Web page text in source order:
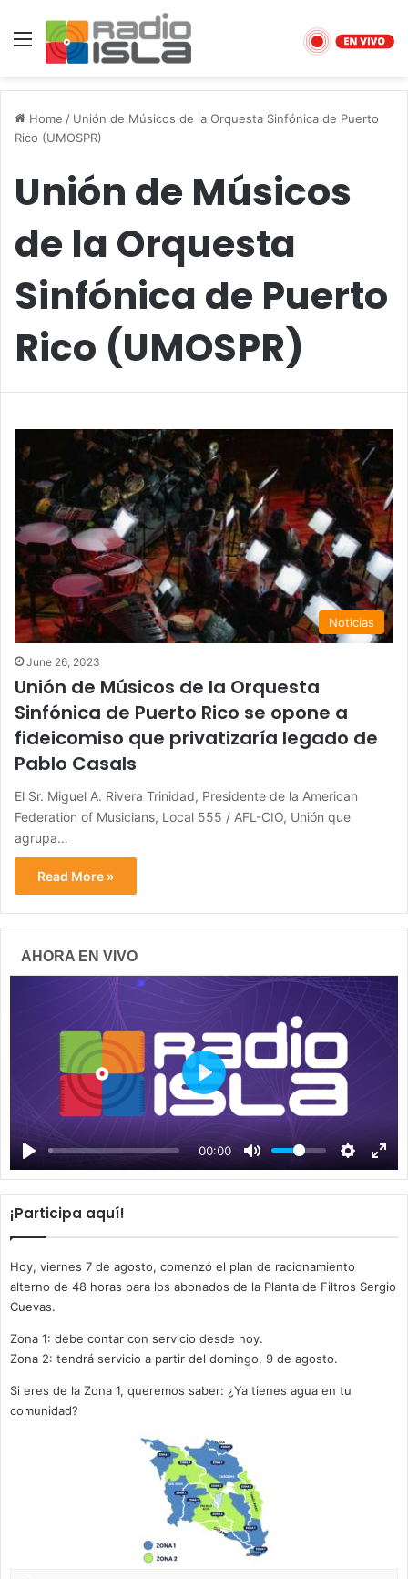
Menu
Home / Unión de Músicos de la Orquesta Sinfónica de Puerto
Rico (UMOSPR)
Unión de Músicos
de la Orquesta
Sinfónica de Puerto
Rico (UMOSPR)
Noticias
June 26, 2023
Unión de Músicos de la Orquesta
Sinfónica de Puerto Rico se opone a
fideicomiso que privatizaría legado de
Pablo Casals
El Sr. Miguel A. Rivera Trinidad, Presidente de la American
Federation of Musicians, Local 555 / AFL-CIO, Unión que
agrupa…
Read More »
AHORA EN VIVO
00:00
P
a
y
¡Participa aquí!
Hoy, viernes 7 de agosto, comenzó el plan de racionamiento
alterno de 48 horas para los abonados de la Planta de Filtros Sergio
Cuevas.
Zona 1: debe contar con servicio desde hoy.
Zona 2: tendrá servicio a partir del domingo, 9 de agosto.
Si eres de la Zona 1, queremos saber: ¿Ya tienes agua en tu
comunidad?